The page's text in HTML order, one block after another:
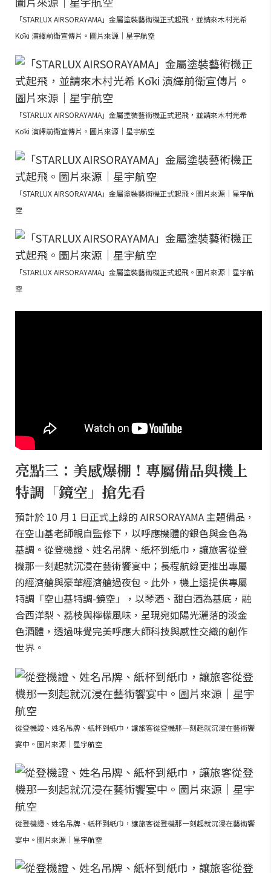
「STARLUX AIRSORAYAMA」金屬塗裝藝術機正式起飛，並請來木村光希
Kōki 演繹前衛宣傳片。圖片來源｜星宇航空
「STARLUX AIRSORAYAMA」金屬塗裝藝術機正式起飛，並請來木村光希
Kōki 演繹前衛宣傳片。圖片來源｜星宇航空
「STARLUX AIRSORAYAMA」金屬塗裝藝術機正式起飛。圖片來源｜星宇航
空
「STARLUX AIRSORAYAMA」金屬塗裝藝術機正式起飛。圖片來源｜星宇航
空
亮點三：美感爆棚！專屬備品與機上
特調「鏡空」搶先看
預計於 10 月 1 日正式上線的 AIRSORAYAMA 主題備品，
在空山基老師親自監修下，以呼應機體的銀色與金色為
基調。從登機證、姓名吊牌、紙杯到紙巾，讓旅客從登
機那一刻起就沉浸在藝術饗宴中；長程航線更推出專屬
的經濟艙與豪華經濟艙過夜包。此外，機上還提供專屬
特調「空山基特調-鏡空」，以琴酒、甜白酒為基底，融
合西洋梨、荔枝與檸檬風味，呈現宛如陽光灑落的淡金
色酒體，透過味覺完美呼應大師科技與感性交織的創作
世界。
從登機證、姓名吊牌、紙杯到紙巾，讓旅客從登機那一刻起就沉浸在藝術饗
宴中。圖片來源｜星宇航空
從登機證、姓名吊牌、紙杯到紙巾，讓旅客從登機那一刻起就沉浸在藝術饗
宴中。圖片來源｜星宇航空